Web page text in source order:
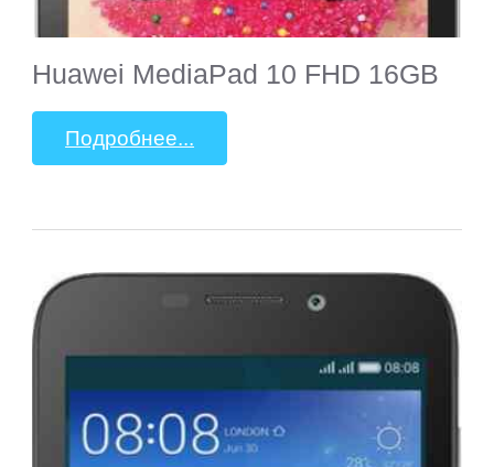
Huawei MediaPad 10 FHD 16GB
Подробнее...